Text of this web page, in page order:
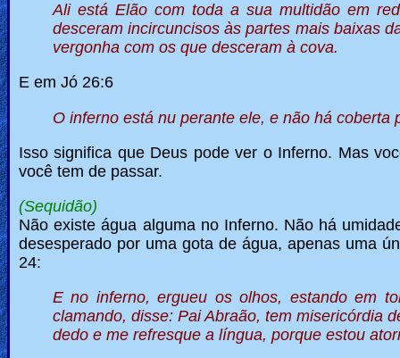
Ali está Elão com toda a sua multidão em
desceram incircuncisos às partes mais baixas
vergonha com os que desceram à cova.
E em Jó 26:6
O inferno está nu perante ele, e não há coberta
Isso significa que Deus pode ver o Inferno. Mas
você tem de passar.
(Sequidão)
Não existe água alguma no Inferno. Não há
desesperado por uma gota de água, apenas uma
24:
E no inferno, ergueu os olhos, estando em
clamando, disse: Pai Abraão, tem misericórdia
dedo e me refresque a língua, porque estou